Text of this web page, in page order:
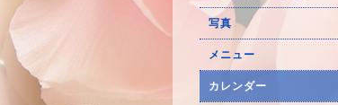
写真
メニュー
カレンダー